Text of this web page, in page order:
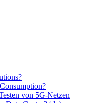
von 5G-Netzen